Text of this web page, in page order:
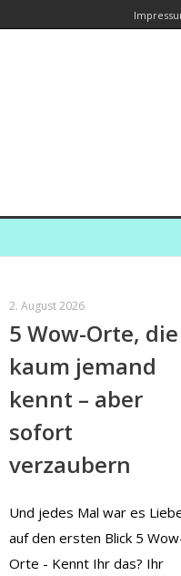
2. August 2026
5 Wow-Orte, die
kaum jemand
kennt – aber
sofort
verzaubern
Und jedes Mal war es
auf den ersten Blick 5
Orte - Kennt Ihr das? Ihr